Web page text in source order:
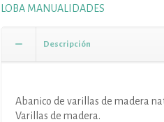
LOBA MANUALIDADES
Descripción
Abanico de varillas de madera
Varillas de madera.